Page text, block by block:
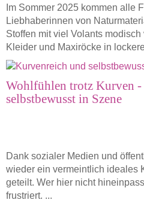
Im Sommer 2025 kommen alle
Liebhaberinnen von
Stoffen mit viel Volants
Kleider und Maxiröcke in
Wohlfühlen trotz Kurven -
selbstbewusst in Szene
Dank sozialer Medien und
wieder ein vermeintlich ideales
geteilt. Wer hier nicht
frustriert. ...